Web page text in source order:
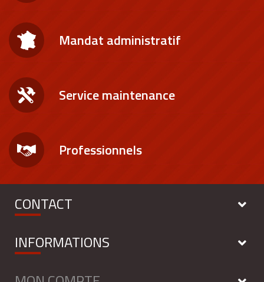
Mandat administratif
Service maintenance
Professionnels
CONTACT
INFORMATIONS